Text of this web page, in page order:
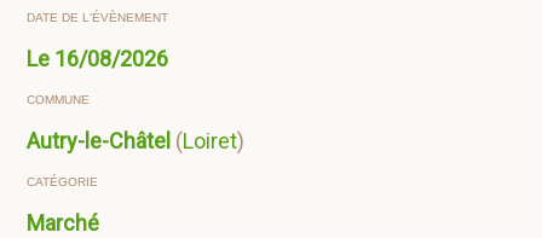
DATE DE L'ÉVÈNEMENT
Le 16/08/2026
COMMUNE
Autry-le-Châtel (Loiret)
CATÉGORIE
Marché